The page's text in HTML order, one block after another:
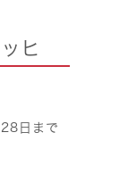
ヒ
日まで